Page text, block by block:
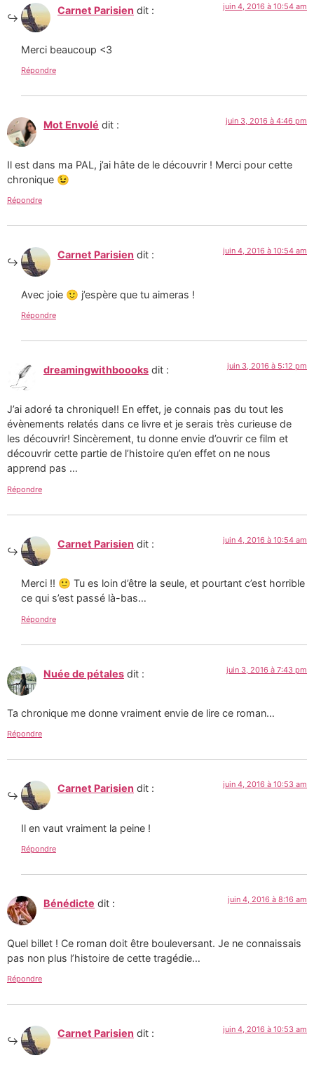
Carnet Parisien dit : juin 4, 2016 à 10:54 am
Merci beaucoup <3
Répondre
Mot Envolé dit : juin 3, 2016 à 4:46 pm
Il est dans ma PAL, j’ai hâte de le découvrir ! Merci pour cette
chronique 😉
Répondre
Carnet Parisien dit : juin 4, 2016 à 10:54 am
Avec joie 🙂 j’espère que tu aimeras !
Répondre
dreamingwithboooks dit : juin 3, 2016 à 5:12 pm
J’ai adoré ta chronique!! En effet, je connais pas du tout les
évènements relatés dans ce livre et je serais très curieuse de
les découvrir! Sincèrement, tu donne envie d’ouvrir ce film et
découvrir cette partie de l’histoire qu’en effet on ne nous
apprend pas …
Répondre
Carnet Parisien dit : juin 4, 2016 à 10:54 am
Merci !! 🙂 Tu es loin d’être la seule, et pourtant c’est horrible
ce qui s’est passé là-bas…
Répondre
Nuée de pétales dit : juin 3, 2016 à 7:43 pm
Ta chronique me donne vraiment envie de lire ce roman…
Répondre
Carnet Parisien dit : juin 4, 2016 à 10:53 am
Il en vaut vraiment la peine !
Répondre
Bénédicte dit : juin 4, 2016 à 8:16 am
Quel billet ! Ce roman doit être bouleversant. Je ne connaissais
pas non plus l’histoire de cette tragédie…
Répondre
Carnet Parisien dit : juin 4, 2016 à 10:53 am